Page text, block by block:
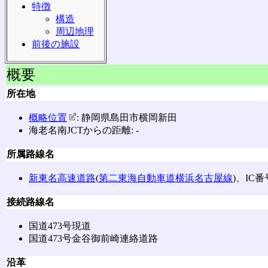
特徴
構造
周辺地理
前後の施設
概要
所在地
概略位置
: 静岡県島田市横岡新田
海老名南JCTからの距離: ‐
所属路線名
新東名高速道路(第二東海自動車道横浜名古屋線)、IC番
接続路線名
国道473号現道
国道473号金谷御前崎連絡道路
沿革